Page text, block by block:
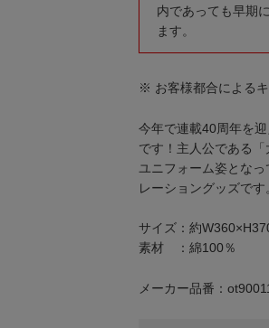
内であっても早期
ます。
※ お客様都合による
今年で連載40周年を
です！主人公である
ユニフォーム姿とな
レーショングッズです
サイズ：約
素材 ：綿100％
メーカー品番：